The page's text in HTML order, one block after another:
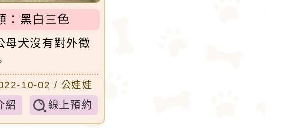
： 黑白三色
母犬沒有對外徵
10-02 / 公娃娃
紹 線上預約